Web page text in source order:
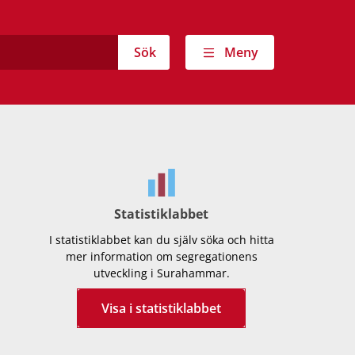
Sök Meny
Statistiklabbet
I statistiklabbet kan du själv söka och hitta
mer information om segregationens
utveckling i Surahammar.
Visa i statistiklabbet